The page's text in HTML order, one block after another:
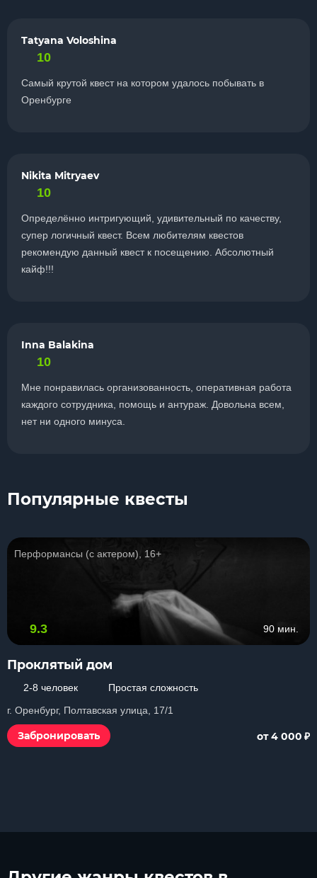
Tatyana Voloshina
10
Самый крутой квест на котором удалось побывать в
Оренбурге
Nikita Mitryaev
10
Определённо интригующий, удивительный по качеству,
супер логичный квест. Всем любителям квестов
рекомендую данный квест к посещению. Абсолютный
кайф!!!
Inna Balakina
10
Мне понравилась организованность, оперативная работа
каждого сотрудника, помощь и антураж. Довольна всем,
нет ни одного минуса.
Популярные квесты
Перформансы (с актером), 16+
9.3 90 мин.
Проклятый дом
2-8 человек
Простая сложность
г. Оренбург, Полтавская улица, 17/1
Забронировать от 4 000 ₽